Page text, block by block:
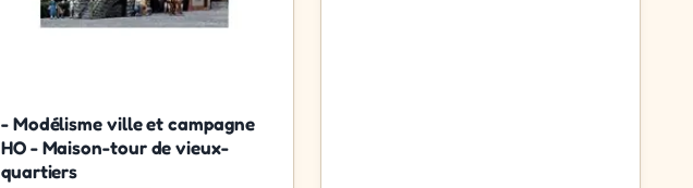
- Modélisme ville et campagne
HO - Maison-tour de vieux-
quartiers